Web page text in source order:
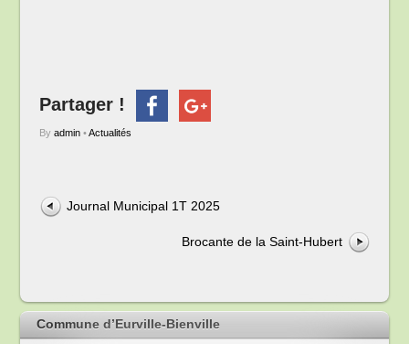
Partager !
By admin• Actualités
Journal Municipal 1T 2025
Brocante de la Saint-Hubert
Commune d’Eurville-Bienville